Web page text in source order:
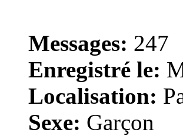
Messages: 247
Enregistré le:
Localisation:
Sexe: Garçon